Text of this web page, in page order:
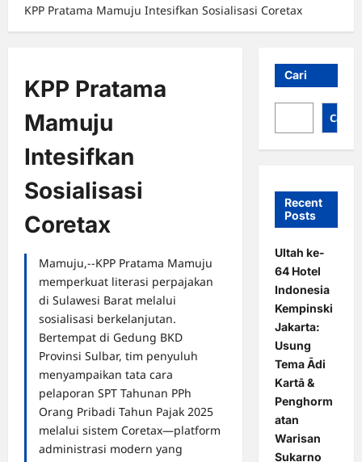
KPP Pratama Mamuju Intesifkan Sosialisasi Coretax
KPP Pratama
Mamuju
Intesifkan
Sosialisasi
Coretax
Mamuju,--KPP Pratama Mamuju
memperkuat literasi perpajakan
di Sulawesi Barat melalui
sosialisasi berkelanjutan.
Bertempat di Gedung BKD
Provinsi Sulbar, tim penyuluh
menyampaikan tata cara
pelaporan SPT Tahunan PPh
Orang Pribadi Tahun Pajak 2025
melalui sistem Coretax—platform
administrasi modern yang
Cari
Cari
Recent
Posts
Ultah ke-
64 Hotel
Indonesia
Kempinski
Jakarta:
Usung
Tema Ādi
Kartā &
Penghorm
atan
Warisan
Sukarno